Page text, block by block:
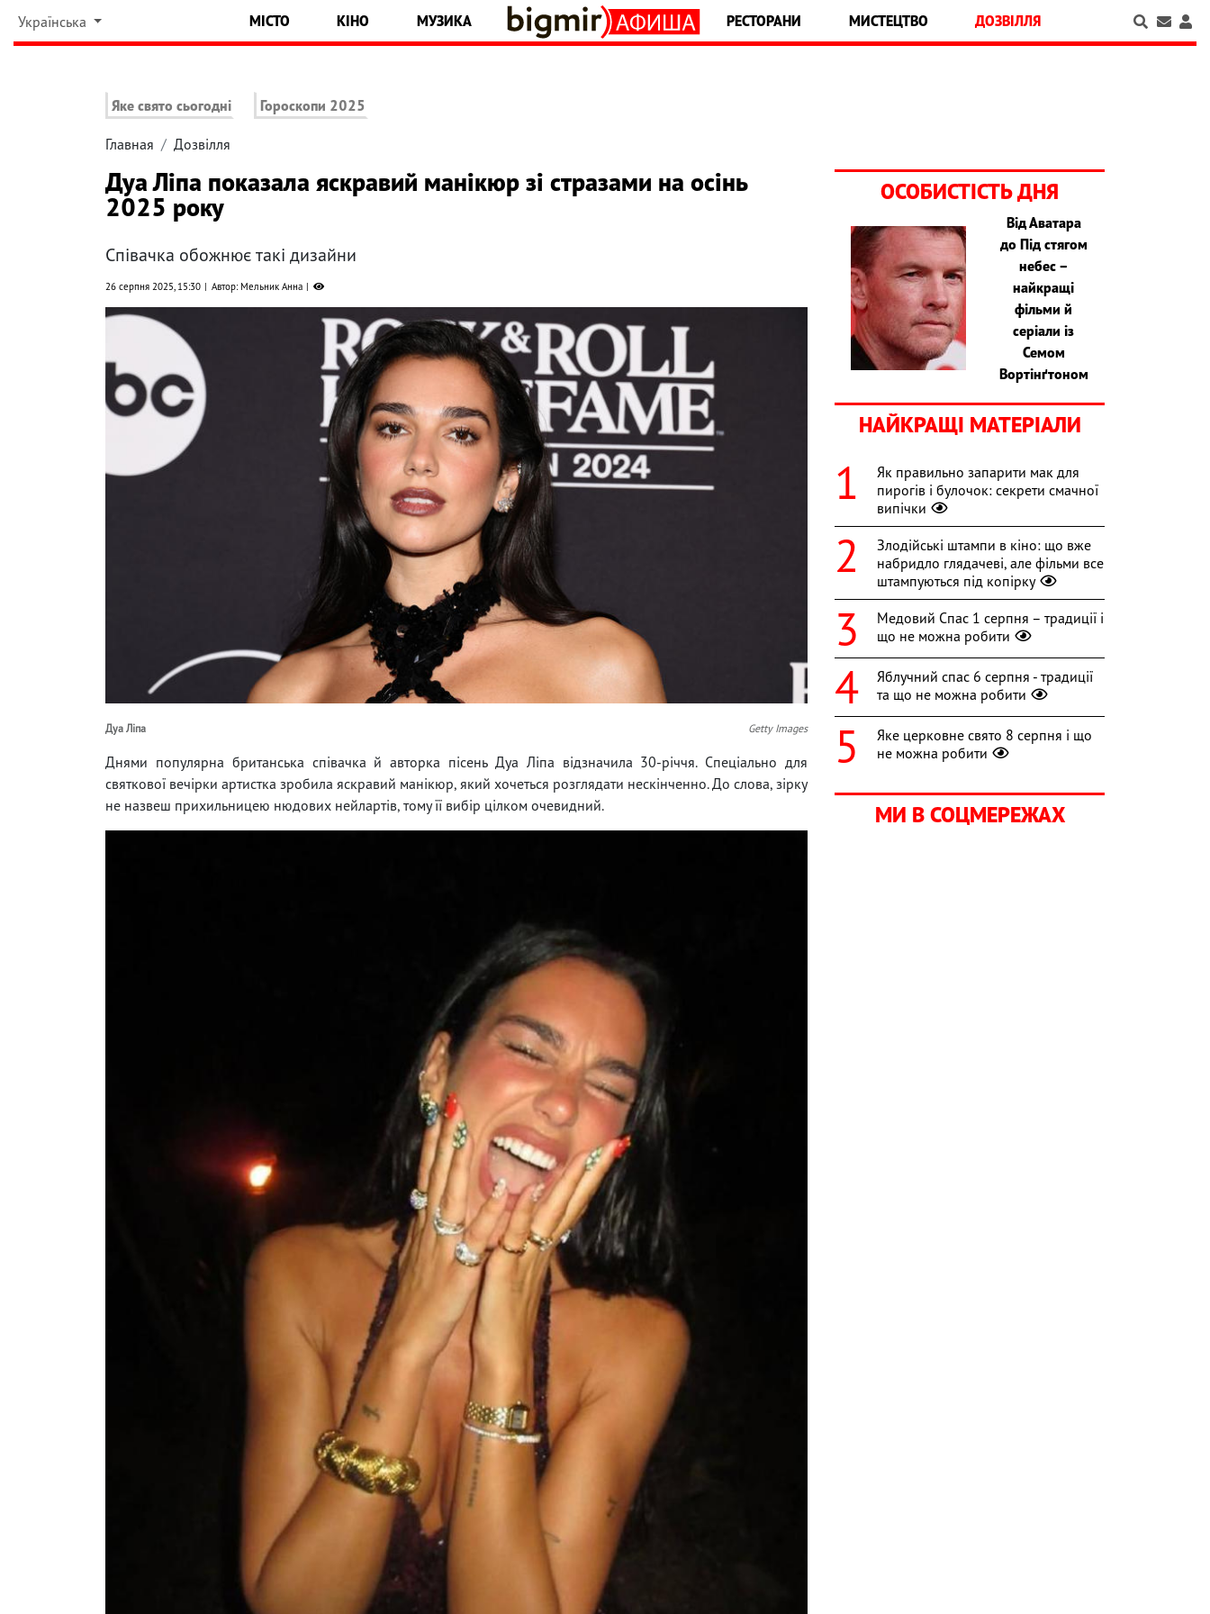
Українська МІСТО КІНО МУЗИКА РЕСТОРАНИ МИСТЕЦТВО ДОЗВІЛЛЯ
Яке свято сьогодні Гороскопи 2025
Главная Дозвілля
Дуа Ліпа показала яскравий манікюр зі стразами на осінь
2025 року
Співачка обожнює такі дизайни
26 серпня 2025, 15:30 Автор: Мельник Анна
Дуа Ліпа Getty Images
Днями популярна британська співачка й авторка пісень Дуа Ліпа відзначила 30-річчя. Спеціально для
святкової вечірки артистка зробила яскравий манікюр, який хочеться розглядати нескінченно. До слова, зірку
не назвеш прихильницею нюдових нейлартів, тому її вибір цілком очевидний.
ОСОБИСТІСТЬ ДНЯ
Від Аватара
до Під стягом
небес –
найкращі
фільми й
серіали із
Семом
Вортінґтоном
НАЙКРАЩІ МАТЕРІАЛИ
Як правильно запарити мак для
пирогів і булочок: секрети смачної
випічки
Злодійські штампи в кіно: що вже
набридло глядачеві, але фільми все
штампуються під копірку
Медовий Спас 1 серпня – традиції і
що не можна робити
Яблучний спас 6 серпня - традиції
та що не можна робити
Яке церковне свято 8 серпня і що
не можна робити
МИ В СОЦМЕРЕЖАХ